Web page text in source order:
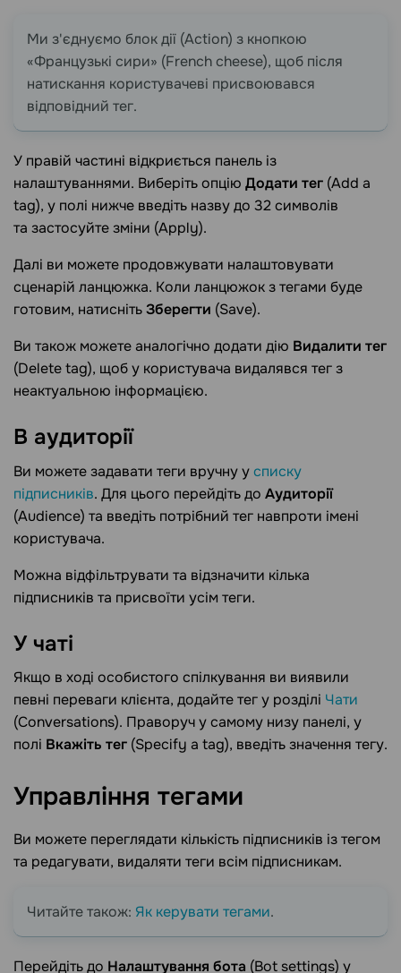
Ми з'єднуємо блок дії (Action) з кнопкою
«Французькі сири» (French cheese), щоб після
натискання користувачеві присвоювався
відповідний тег.
У правій частині відкриється панель із
налаштуваннями. Виберіть опцію Додати тег (Add a
tag), у полі нижче введіть назву до 32 символів
та застосуйте зміни (Apply).
Далі ви можете продовжувати налаштовувати
сценарій ланцюжка. Коли ланцюжок з тегами буде
готовим, натиснітьЗберегти (Save).
Ви також можете аналогічно додати дію Видалити тег
(Delete tag), щоб у користувача видалявся тег з
неактуальною інформацією.
В аудиторії
Ви можете задавати теги вручну усписку
підписників. Для цього перейдіть до Аудиторії
(Audience) та введіть потрібний тег навпроти імені
користувача.
Можна відфільтрувати та відзначити кілька
підписників та присвоїти усім теги.
У чаті
Якщо в ході особистого спілкування ви виявили
певні переваги клієнта, додайте тег у розділі Чати
(Conversations). Праворуч у самому низу панелі, у
полі Вкажіть тег (Specify a tag), введіть значення тегу.
Управління тегами
Ви можете переглядати кількість підписників із тегом
та редагувати, видаляти теги всім підписникам.
Читайте також: Як керувати тегами.
Перейдіть до Налаштування бота (Bot settings) у